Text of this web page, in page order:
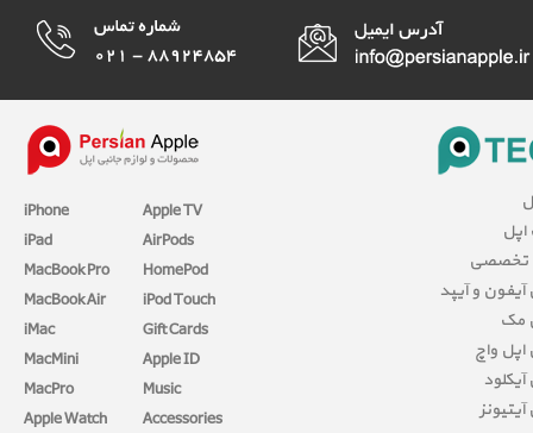
iPhone
iPad
MacBook Pro
MacBook Air
iMac
MacMini
MacPro
Apple Watch
Apple TV
AirPods
HomePod
iPod Touch
Gift Cards
Apple ID
Music
Accessories
اپل
تخصصی
و آیپد
مک
واچ